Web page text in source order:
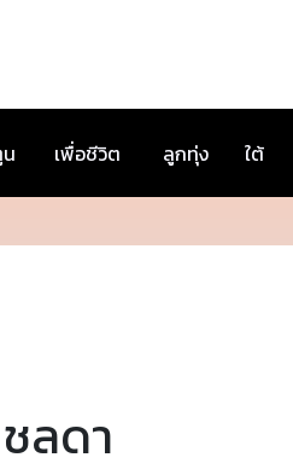
เพื่อชีวิต ลูกทุ่ง ใต้
ลดา